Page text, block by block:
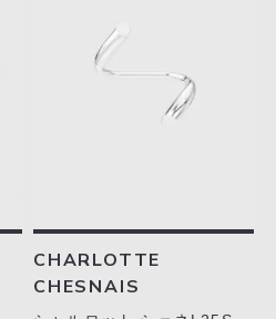
CHARLOTTE
CHESNAIS